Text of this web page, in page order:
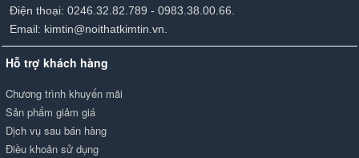
Điện thoại: 0246.32.82.789 - 0983.38.00.66.
Email: kimtin@noithatkimtin.vn.
Hỗ trợ khách hàng
Chương trình khuyến mãi
Sản phẩm giảm giá
Dịch vụ sau bán hàng
Điều khoản sử dụng